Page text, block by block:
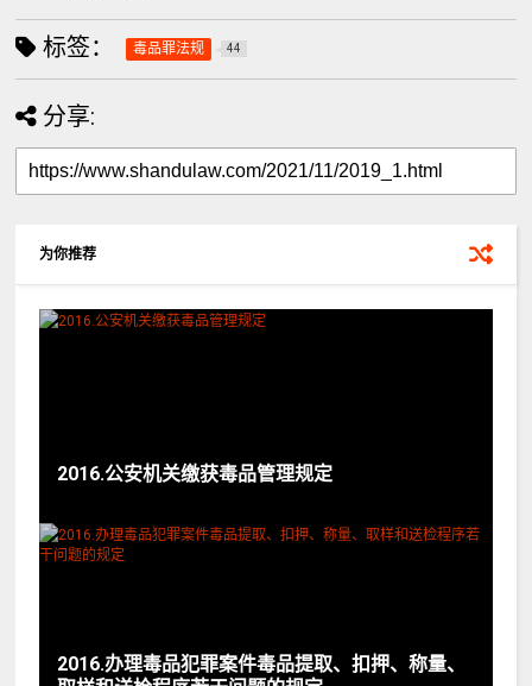
标签： 毒品罪法规 44
分享:
为你推荐
2016.公安机关缴获毒品管理规定
2016.办理毒品犯罪案件毒品提取、扣押、称量、